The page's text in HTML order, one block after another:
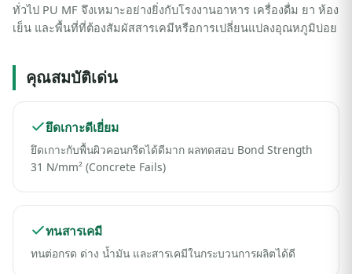
ทั่วไป PU MF จึงเหมาะอย่างยิ่งกับโรงงานอาหาร เครื่องดื่ม ยา ห้อง
เย็น และพื้นที่ที่ต้องสัมผัสสารเคมีหรือการเปลี่ยนแปลงอุณหภูมิบ่อย
คุณสมบัติเด่น
ยึดเกาะดีเยี่ยม
ยึดเกาะกับพื้นผิวคอนกรีตได้ดีมาก ผลทดสอบ Bond Strength
31 N/mm² (Concrete Fails)
ทนสารเคมี
ทนต่อกรด ด่าง น้ำมัน และสารเคมีในกระบวนการผลิตได้ดี